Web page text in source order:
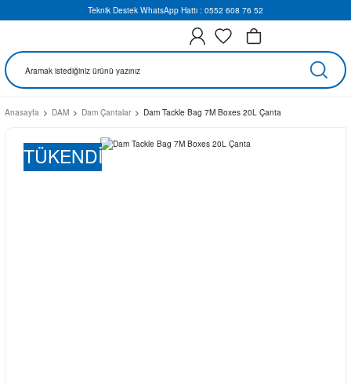
Teknik Destek WhatsApp Hattı : 0552 608 76 52
Anasayfa DAM Dam Çantalar Dam Tackle Bag 7M Boxes 20L Çanta
TÜKENDİ